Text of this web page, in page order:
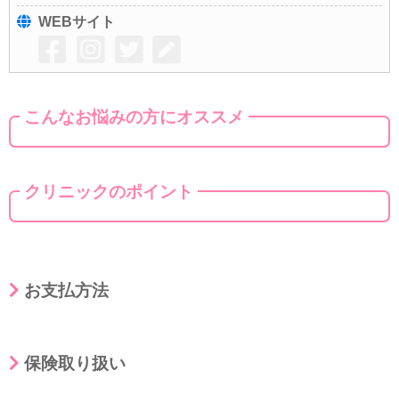
WEBサイト
こんなお悩みの方にオススメ
クリニックのポイント
お支払方法
保険取り扱い